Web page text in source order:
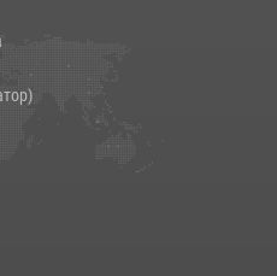
конференция по обобщению